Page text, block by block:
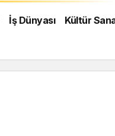
İş Dünyası Kültür